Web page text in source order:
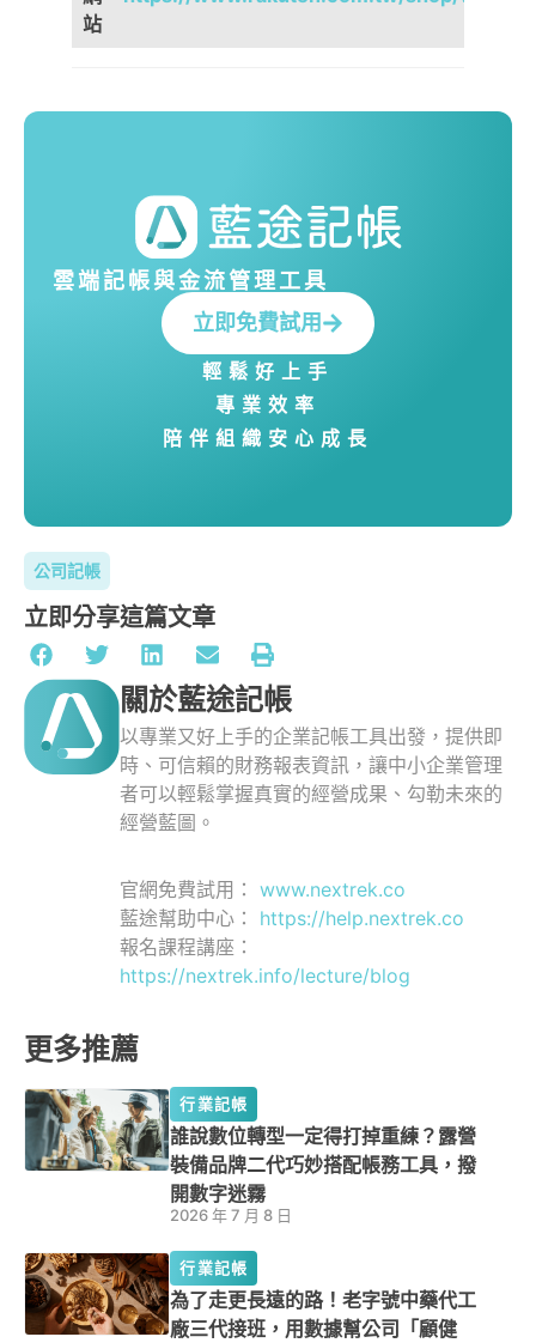
站
雲端記帳與金流管理工具
立即免費試用
輕鬆好上手
專業效率
陪伴組織安心成長
公司記帳
立即分享這篇文章
關於藍途記帳
以專業又好上手的企業記帳工具出發，提供即
時、可信賴的財務報表資訊，讓中小企業管理
者可以輕鬆掌握真實的經營成果、勾勒未來的
經營藍圖。
官網免費試用： www.nextrek.co
藍途幫助中心： https://help.nextrek.co
報名課程講座：
https://nextrek.info/lecture/blog
更多推薦
行業記帳
誰說數位轉型一定得打掉重練？露營
裝備品牌二代巧妙搭配帳務工具，撥
開數字迷霧
2026 年 7 月 8 日
行業記帳
為了走更長遠的路！老字號中藥代工
廠三代接班，用數據幫公司「顧健